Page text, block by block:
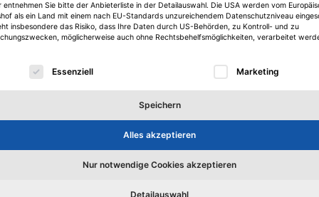
Bettina Meckel löst bei JLL Alexandra
entnehmen Sie bitte der Anbieterliste in der Detailauswahl. Die USA werden vom
als ein Land mit einem nach EU-Standards unzureichendem Datenschutzniveau
insbesondere das Risiko, dass Ihre Daten durch US-Behörden, zu Kontroll- und zu
möglicherweise auch ohne Rechtsbehelfsmöglichkeiten, verarbeitet
eine Liste der Service-Gruppen, für die eine
Essenziell Marketing
Speichern
Alles akzeptieren
Nur notwendige Cookies akzeptieren
Detailauswahl